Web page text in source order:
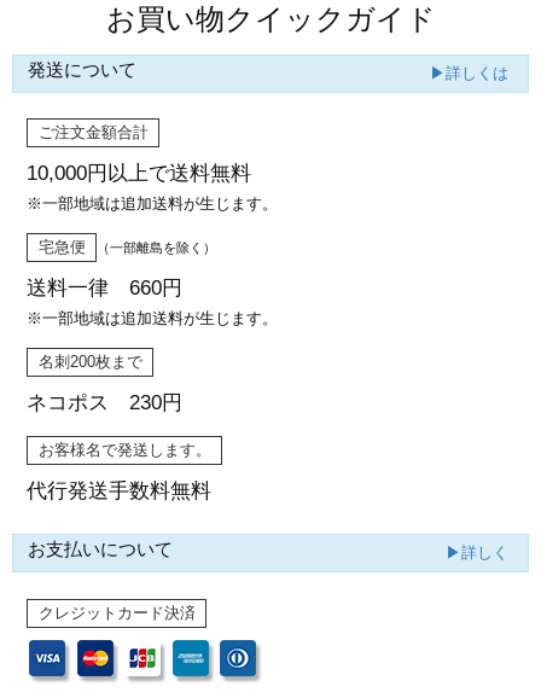
お買い物クイックガイド
発送について ▶詳しくは
ご注文金額合計
10,000円以上で送料無料
※一部地域は追加送料が生じます。
宅急便 （一部離島を除く）
送料一律 660円
※一部地域は追加送料が生じます。
名刺200枚まで
ネコポス 230円
お客様名で発送します。
代行発送手数料無料
お支払いについて ▶詳しく
クレジットカード決済